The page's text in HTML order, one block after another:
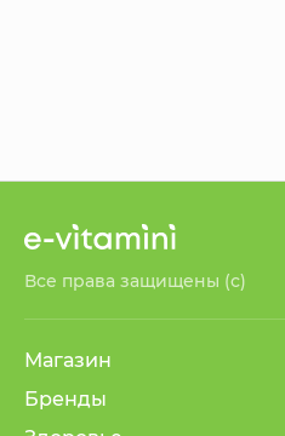
Все права защищены (с)
Магазин
Бренды